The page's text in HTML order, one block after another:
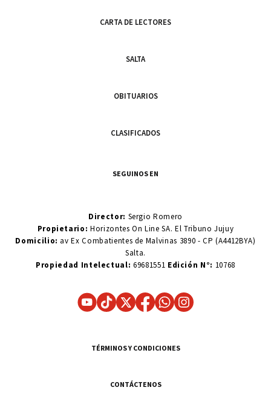
CARTA DE LECTORES
SALTA
OBITUARIOS
CLASIFICADOS
SEGUINOS EN
Director: Sergio Romero
Propietario:Horizontes On Line SA. El Tribuno Jujuy
Domicilio: av Ex Combatientes de Malvinas 3890 - CP (A4412BYA)
Salta.
Propiedad Intelectual: 69681551 Edición N°: 10768
TÉRMINOS Y CONDICIONES
CONTÁCTENOS